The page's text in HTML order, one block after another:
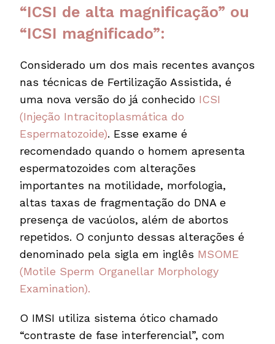
“ICSI de alta magnificação” ou
“ICSI magnificado”:
Considerado um dos mais recentes avanços
nas técnicas de Fertilização Assistida, é
uma nova versão do já conhecido ICSI
(Injeção Intracitoplasmática do
Espermatozoide). Esse exame é
recomendado quando o homem apresenta
espermatozoides com alterações
importantes na motilidade, morfologia,
altas taxas de fragmentação do DNA e
presença de vacúolos, além de abortos
repetidos. O conjunto dessas alterações é
denominado pela sigla em inglês MSOME
(Motile Sperm Organellar Morphology
Examination).
O IMSI utiliza sistema ótico chamado
“contraste de fase interferencial”, com